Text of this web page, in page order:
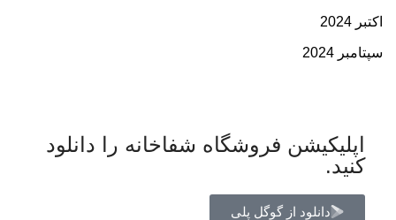
اکتبر 2024
سپتامبر 2024
اپلیکیشن فروشگاه شفاخانه را دانلود
کنید.
دانلود از گوگل پلی